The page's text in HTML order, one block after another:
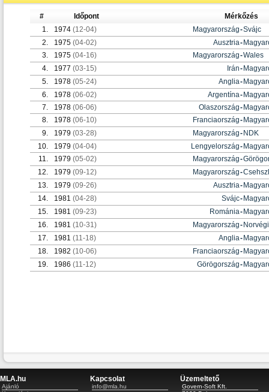
# Időpont
Mérkőzés
1.
1974 (12-04) Magyarország-Svájc
2.
1975 (04-02) Ausztria-
3.
1975 (04-16) Magyarország-Wales
4.
1977 (03-15) Irán-
5.
1978 (05-24) Anglia-
6.
1978 (06-02) Argentína-
7.
1978 (06-06) Olaszország-
8.
1978 (06-10) Franciaország-
9.
1979 (03-28) Magyarország- NDK
10.
1979 (04-04) Lengyelország-
11.
1979 (05-02) Magyarország-
12.
1979 (09-12) Magyarország-
13.
1979 (09-26) Ausztria-
14.
1981 (04-28) Svájc-
15.
1981 (09-23) Románia-
16.
1981 (10-31) Magyarország-
17.
1981 (11-18) Anglia-
18.
1982 (10-06) Franciaország-
19.
1986 (11-12) Görögország-
MLA.hu
Ajánló
Kapcsolat
info@mla.hu
Üzemeltető
Govern-Soft Kft.